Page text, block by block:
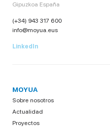
Gipuzkoa España
(+34) 943 317 600
info@moyua.eus
LinkedIn
MOYUA
Sobre nosotros
Actualidad
Proyectos